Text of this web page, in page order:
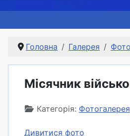
Головна Галерея
Місячник
Категорія: Фотогалерея
Дивитися фото